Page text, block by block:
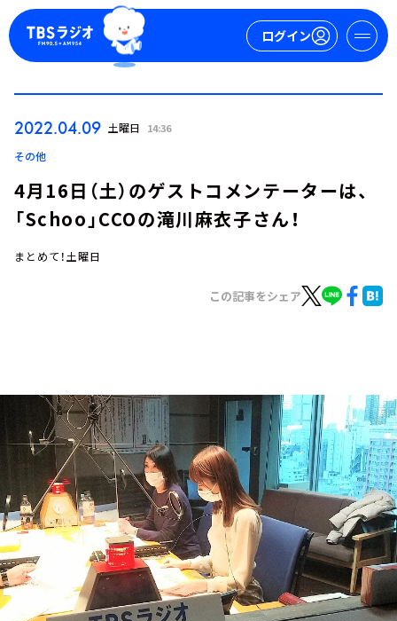
ログイン
お知らせ
イベント・グッズ
YouTube
会社情報
2022.04.09 土曜日 14:36
その他
4月16日（土）のゲストコメンテーターは、
「Schoo」CCOの滝川麻衣子さん！
まとめて！土曜日
この記事をシェア